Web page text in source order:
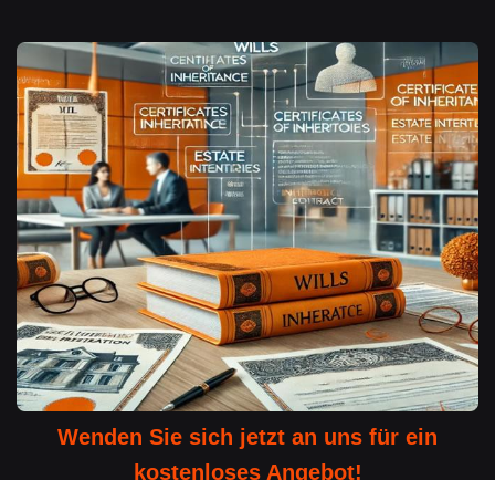
Wenden Sie sich jetzt an uns für ein
kostenloses Angebot!